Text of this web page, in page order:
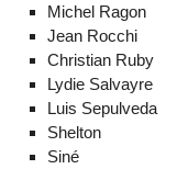
Michel Ragon
Jean Rocchi
Christian Ruby
Lydie Salvayre
Luis Sepulveda
Shelton
Siné